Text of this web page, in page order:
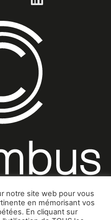
notre site web pour vous
en mémorisant vos
En cliquant sur